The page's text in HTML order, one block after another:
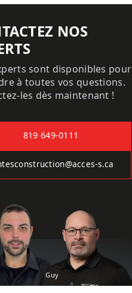
NOS
sont disponibles pour
à toutes vos questions.
les dès maintenant !
819 649-0111
s.ca
Guy